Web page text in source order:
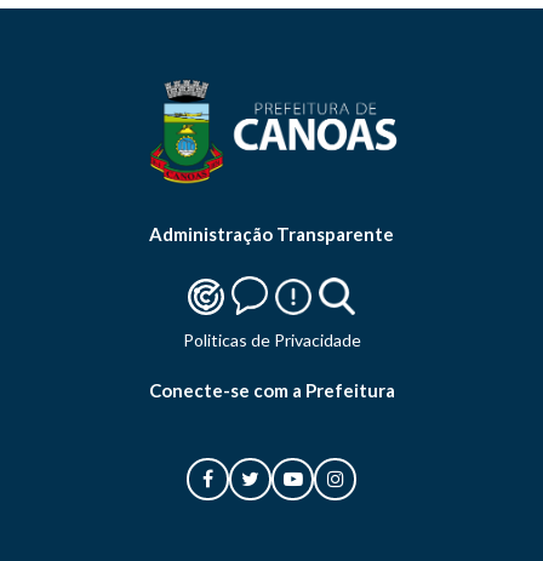
Administração Transparente
Politicas de Privacidade
Conecte-se com a Prefeitura